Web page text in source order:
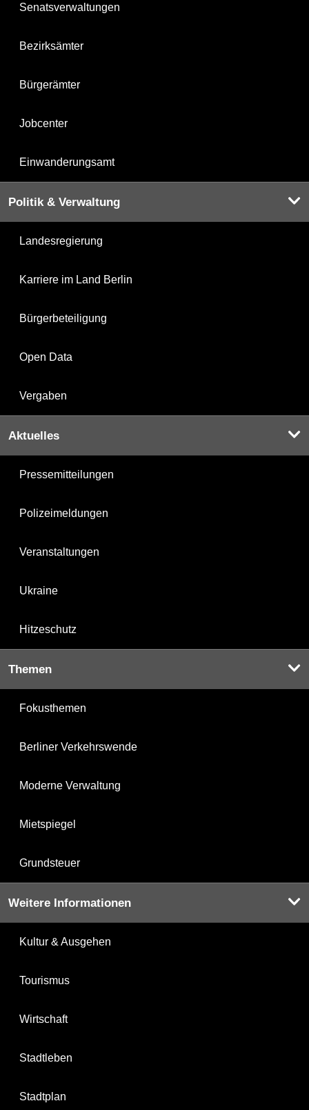
Senatsverwaltungen
Bezirksämter
Bürgerämter
Jobcenter
Einwanderungsamt
Politik & Verwaltung
Landesregierung
Karriere im Land Berlin
Bürgerbeteiligung
Open Data
Vergaben
Aktuelles
Pressemitteilungen
Polizeimeldungen
Veranstaltungen
Ukraine
Hitzeschutz
Themen
Fokusthemen
Berliner Verkehrswende
Moderne Verwaltung
Mietspiegel
Grundsteuer
Weitere Informationen
Kultur & Ausgehen
Tourismus
Wirtschaft
Stadtleben
Stadtplan